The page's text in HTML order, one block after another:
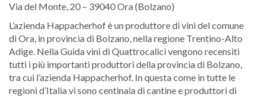
Via del Monte, 20 – 39040 Ora (Bolzano)
L’azienda Happacherhof è un produttore di vini del comune
di Ora, in provincia di Bolzano, nella regione Trentino-Alto
Adige. Nella Guida vini di Quattrocalici vengono recensiti
tutti i più importanti produttori della provincia di Bolzano,
tra cui l’azienda Happacherhof. In questa come in tutte le
regioni d’Italia vi sono centinaia di cantine e produttori di